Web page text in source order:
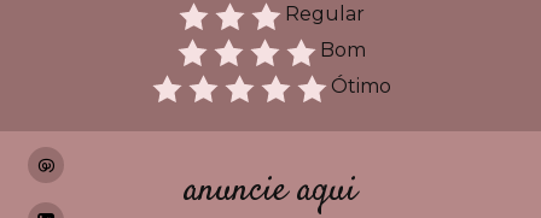
Regular
Bom
Ótimo
anuncie aqui